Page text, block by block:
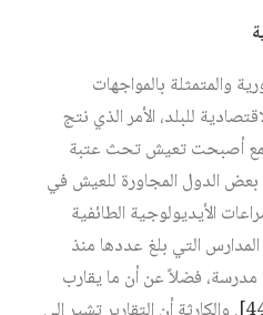
والمتمثلة بالمواجهات
للبلد، الأمر الذي نتج
أصبحت تعيش تحث عتبة
بعض الدول المجاورة للعيش في
الأيديولوجية الطائفية
المدارس التي بلغ عددها منذ
بداية الأحداث أكثر من 1390 مدرسة، فضلاً عن أن ما يقارب